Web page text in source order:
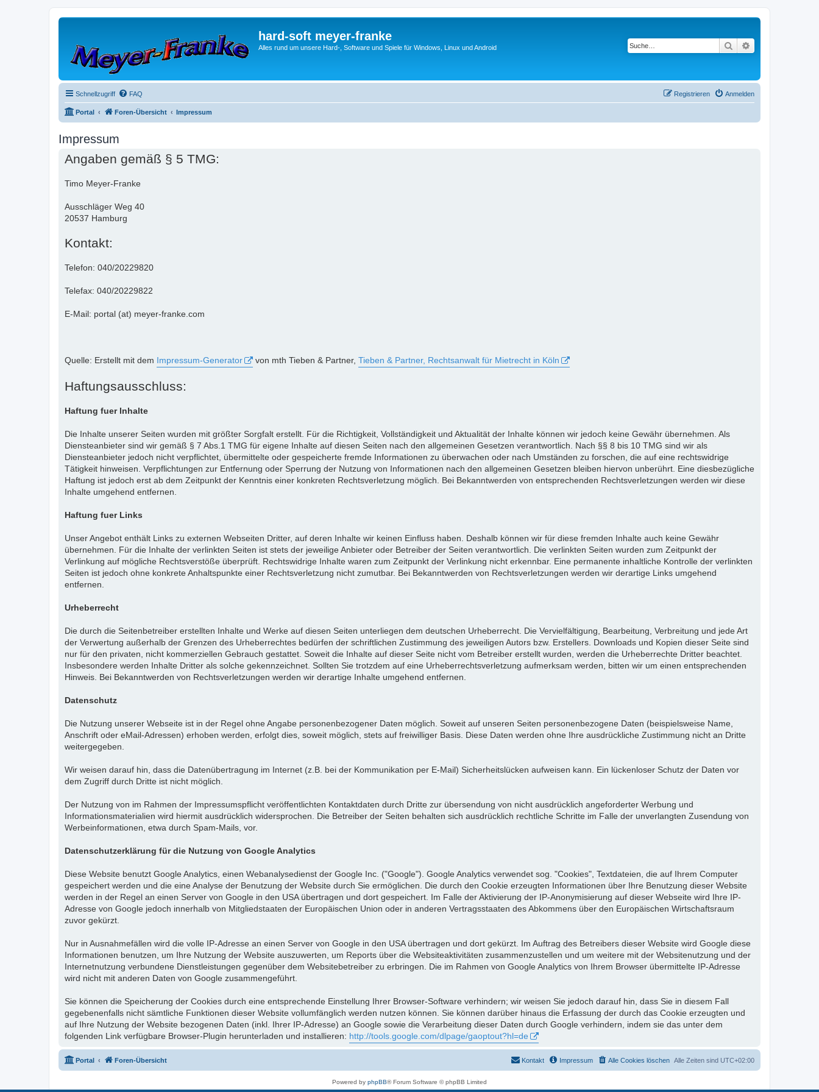
hard-soft meyer-franke
Alles rund um unsere Hard-, Software und Spiele für Windows, Linux und Android Suche
Schnellzugriff FAQ Anmelden
Registrieren
Portal Foren-Übersicht Impressum
Impressum
Angaben gemäß § 5 TMG:
Timo Meyer-Franke
Ausschläger Weg 40
20537 Hamburg
Kontakt:
Telefon: 040/20229820
Telefax: 040/20229822
E-Mail: portal (at) meyer-franke.com
Quelle: Erstellt mit dem Impressum-Generator von mth Tieben & Partner, Tieben & Partner, Rechtsanwalt für Mietrecht in Köln
Haftungsausschluss:
Haftung fuer Inhalte
Die Inhalte unserer Seiten wurden mit größter Sorgfalt erstellt. Für die Richtigkeit, Vollständigkeit und Aktualität der Inhalte können wir jedoch keine Gewähr übernehmen. Als
Diensteanbieter sind wir gemäß § 7 Abs.1 TMG für eigene Inhalte auf diesen Seiten nach den allgemeinen Gesetzen verantwortlich. Nach §§ 8 bis 10 TMG sind wir als
Diensteanbieter jedoch nicht verpflichtet, übermittelte oder gespeicherte fremde Informationen zu überwachen oder nach Umständen zu forschen, die auf eine rechtswidrige
Tätigkeit hinweisen. Verpflichtungen zur Entfernung oder Sperrung der Nutzung von Informationen nach den allgemeinen Gesetzen bleiben hiervon unberührt. Eine diesbezügliche
Haftung ist jedoch erst ab dem Zeitpunkt der Kenntnis einer konkreten Rechtsverletzung möglich. Bei Bekanntwerden von entsprechenden Rechtsverletzungen werden wir diese
Inhalte umgehend entfernen.
Haftung fuer Links
Unser Angebot enthält Links zu externen Webseiten Dritter, auf deren Inhalte wir keinen Einfluss haben. Deshalb können wir für diese fremden Inhalte auch keine Gewähr
übernehmen. Für die Inhalte der verlinkten Seiten ist stets der jeweilige Anbieter oder Betreiber der Seiten verantwortlich. Die verlinkten Seiten wurden zum Zeitpunkt der
Verlinkung auf mögliche Rechtsverstöße überprüft. Rechtswidrige Inhalte waren zum Zeitpunkt der Verlinkung nicht erkennbar. Eine permanente inhaltliche Kontrolle der verlinkten
Seiten ist jedoch ohne konkrete Anhaltspunkte einer Rechtsverletzung nicht zumutbar. Bei Bekanntwerden von Rechtsverletzungen werden wir derartige Links umgehend
entfernen.
Urheberrecht
Die durch die Seitenbetreiber erstellten Inhalte und Werke auf diesen Seiten unterliegen dem deutschen Urheberrecht. Die Vervielfältigung, Bearbeitung, Verbreitung und jede Art
der Verwertung außerhalb der Grenzen des Urheberrechtes bedürfen der schriftlichen Zustimmung des jeweiligen Autors bzw. Erstellers. Downloads und Kopien dieser Seite sind
nur für den privaten, nicht kommerziellen Gebrauch gestattet. Soweit die Inhalte auf dieser Seite nicht vom Betreiber erstellt wurden, werden die Urheberrechte Dritter beachtet.
Insbesondere werden Inhalte Dritter als solche gekennzeichnet. Sollten Sie trotzdem auf eine Urheberrechtsverletzung aufmerksam werden, bitten wir um einen entsprechenden
Hinweis. Bei Bekanntwerden von Rechtsverletzungen werden wir derartige Inhalte umgehend entfernen.
Datenschutz
Die Nutzung unserer Webseite ist in der Regel ohne Angabe personenbezogener Daten möglich. Soweit auf unseren Seiten personenbezogene Daten (beispielsweise Name,
Anschrift oder eMail-Adressen) erhoben werden, erfolgt dies, soweit möglich, stets auf freiwilliger Basis. Diese Daten werden ohne Ihre ausdrückliche Zustimmung nicht an Dritte
weitergegeben.
Wir weisen darauf hin, dass die Datenübertragung im Internet (z.B. bei der Kommunikation per E-Mail) Sicherheitslücken aufweisen kann. Ein lückenloser Schutz der Daten vor
dem Zugriff durch Dritte ist nicht möglich.
Der Nutzung von im Rahmen der Impressumspflicht veröffentlichten Kontaktdaten durch Dritte zur übersendung von nicht ausdrücklich angeforderter Werbung und
Informationsmaterialien wird hiermit ausdrücklich widersprochen. Die Betreiber der Seiten behalten sich ausdrücklich rechtliche Schritte im Falle der unverlangten Zusendung von
Werbeinformationen, etwa durch Spam-Mails, vor.
Datenschutzerklärung für die Nutzung von Google Analytics
Diese Website benutzt Google Analytics, einen Webanalysedienst der Google Inc. ("Google"). Google Analytics verwendet sog. "Cookies", Textdateien, die auf Ihrem Computer
gespeichert werden und die eine Analyse der Benutzung der Website durch Sie ermöglichen. Die durch den Cookie erzeugten Informationen über Ihre Benutzung dieser Website
werden in der Regel an einen Server von Google in den USA übertragen und dort gespeichert. Im Falle der Aktivierung der IP-Anonymisierung auf dieser Webseite wird Ihre IP-
Adresse von Google jedoch innerhalb von Mitgliedstaaten der Europäischen Union oder in anderen Vertragsstaaten des Abkommens über den Europäischen Wirtschaftsraum
zuvor gekürzt.
Nur in Ausnahmefällen wird die volle IP-Adresse an einen Server von Google in den USA übertragen und dort gekürzt. Im Auftrag des Betreibers dieser Website wird Google diese
Informationen benutzen, um Ihre Nutzung der Website auszuwerten, um Reports über die Websiteaktivitäten zusammenzustellen und um weitere mit der Websitenutzung und der
Internetnutzung verbundene Dienstleistungen gegenüber dem Websitebetreiber zu erbringen. Die im Rahmen von Google Analytics von Ihrem Browser übermittelte IP-Adresse
wird nicht mit anderen Daten von Google zusammengeführt.
Sie können die Speicherung der Cookies durch eine entsprechende Einstellung Ihrer Browser-Software verhindern; wir weisen Sie jedoch darauf hin, dass Sie in diesem Fall
gegebenenfalls nicht sämtliche Funktionen dieser Website vollumfänglich werden nutzen können. Sie können darüber hinaus die Erfassung der durch das Cookie erzeugten und
auf Ihre Nutzung der Website bezogenen Daten (inkl. Ihrer IP-Adresse) an Google sowie die Verarbeitung dieser Daten durch Google verhindern, indem sie das unter dem
folgenden Link verfügbare Browser-Plugin herunterladen und installieren: http://tools.google.com/dlpage/gaoptout?hl=de
Portal Foren-Übersicht Alle Zeiten sind UTC+02:00
Alle Cookies löschen
Impressum
Kontakt
Powered by phpBB® Forum Software © phpBB Limited